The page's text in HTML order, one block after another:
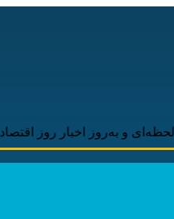
اخبار روز اقتصاد دیجیتال